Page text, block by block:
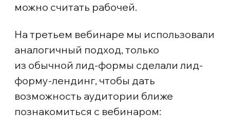
нерелевантные площадки почти
Результаты второй недели
новая гипотеза